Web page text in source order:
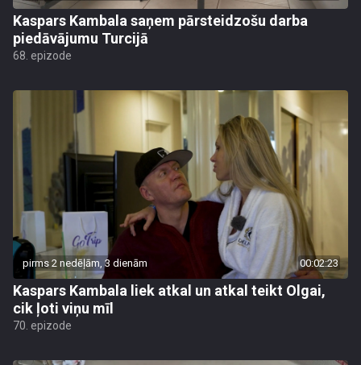
Kaspars Kambala saņem pārsteidzošu darba
piedāvājumu Turcijā
68. epizode
pirms 2 nedēļām, 3 dienām 00:02:23
Kaspars Kambala liek atkal un atkal teikt Olgai,
cik ļoti viņu mīl
70. epizode